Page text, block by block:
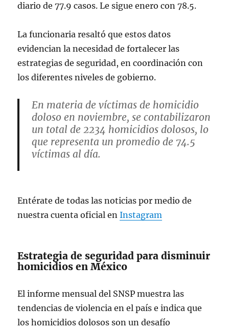
diario de 77.9 casos. Le sigue enero con 78.5.
La funcionaria resaltó que estos datos
evidencian la necesidad de fortalecer las
estrategias de seguridad, en coordinación con
los diferentes niveles de gobierno.
En materia de víctimas de homicidio
doloso en noviembre, se contabilizaron
un total de 2234 homicidios dolosos, lo
que representa un promedio de 74.5
víctimas al día.
registrado, explicó@Maffiguer, titular
de…pic.twitter.com/qAoqt5WSMI
(@ManuelGaleazz1R) December 3,
2024
Entérate de todas las noticias por medio de
nuestra cuenta oficial enInstagram
Estrategia de seguridad para disminuir
homicidios en México
El informe mensual del SNSP muestra las
tendencias de violencia en el país e indica que
los homicidios dolosos son un desafío